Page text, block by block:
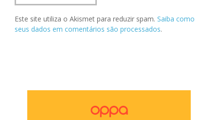
Este site utiliza o Akismet para reduzir spam. Saiba como
seus dados em comentários são processados.